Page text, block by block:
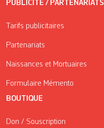
PUBLICITÉ / PARTENARIATS
Tarifs publicitaires
Partenariats
Naissances et Mortuaires
Formulaire Mémento
BOUTIQUE
Don / Souscription